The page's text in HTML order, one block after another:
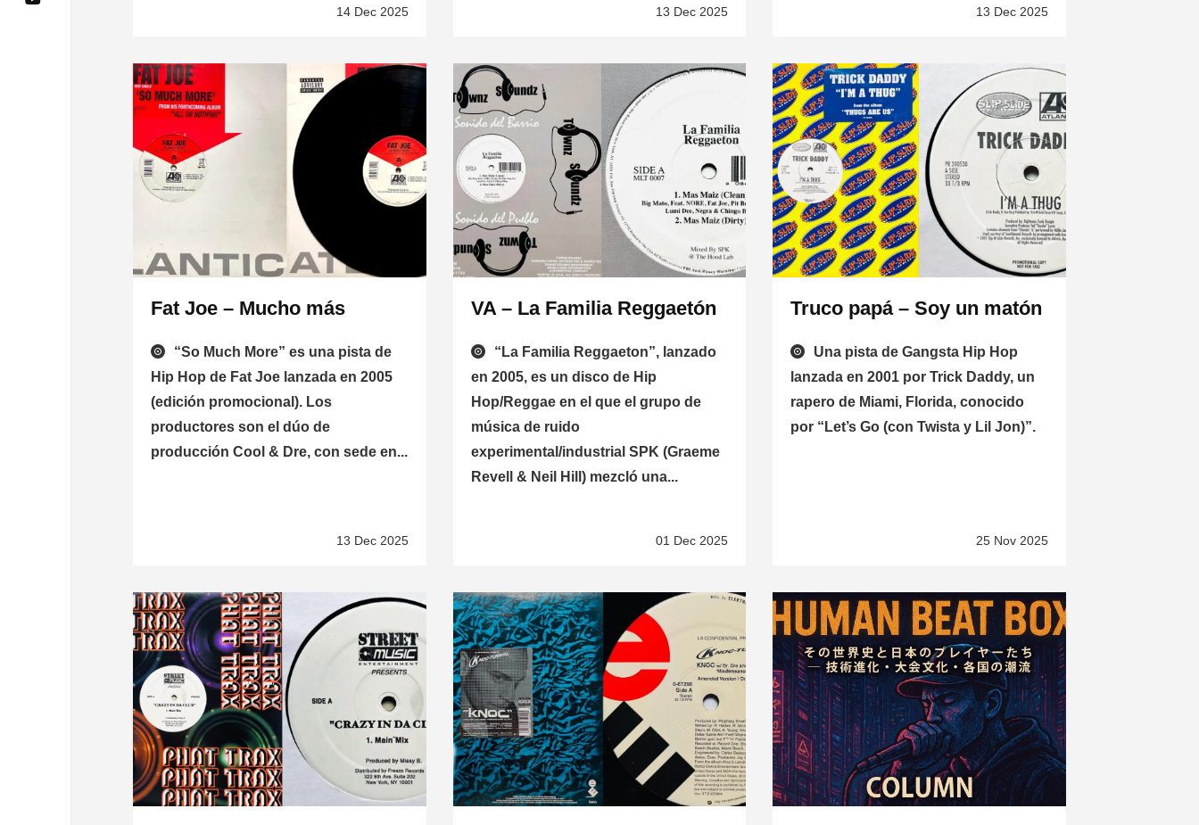
14 Dec 2025 13 Dec 2025 13 Dec 2025
Fat Joe – Mucho más
“So Much More” es una pista de
Hip Hop de Fat Joe lanzada en 2005
(edición promocional). Los
productores son el dúo de
producción Cool & Dre, con sede en...
13 Dec 2025
VA – La Familia Reggaetón
“La Familia Reggaeton”, lanzado
en 2005, es un disco de Hip
Hop/Reggae en el que el grupo de
música de ruido
experimental/industrial SPK (Graeme
Revell & Neil Hill) mezcló una...
01 Dec 2025
Truco papá – Soy un matón
Una pista de Gangsta Hip Hop
lanzada en 2001 por Trick Daddy, un
rapero de Miami, Florida, conocido
por “Let’s Go (con Twista y Lil Jon)”.
25 Nov 2025